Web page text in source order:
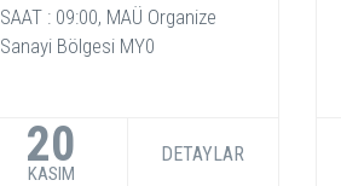
SAAT : 09:00, MAÜ Organize
Sanayi Bölgesi MY0
20
KASIM
DETAYLAR